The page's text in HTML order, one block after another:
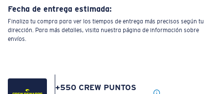
Fecha de entrega estimada:
Finaliza tu compra para ver los tiempos de entrega más precisos según tu
dirección. Para más detalles, visita nuestra página de información sobre
envíos.
+550 CREW PUNTOS